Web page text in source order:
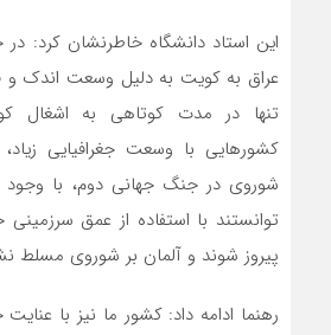
عراق به کویت به دلیل وسعت اندک و
تنها در مدت کوتاهی به اشغال
کشورهایی با وسعت جغرافیایی زیاد،
شوروی در جنگ جهانی دوم، با وجود
توانستند با استفاده از عمق
پیروز شوند و آلمان بر شوروی مسلط
رهنما ادامه داد: کشور ما نیز با